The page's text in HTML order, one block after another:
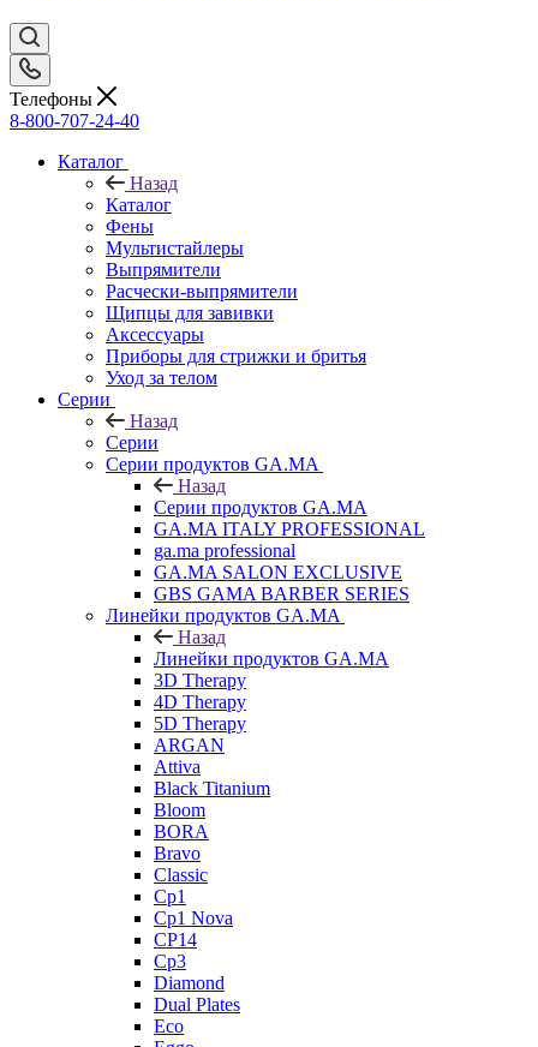
Телефоны
8-800-707-24-40
Каталог
Назад
Каталог
Фены
Мультистайлеры
Выпрямители
Расчески-выпрямители
Щипцы для завивки
Аксессуары
Приборы для стрижки и бритья
Уход за телом
Серии
Назад
Серии
Серии продуктов GA.MA
Назад
Серии продуктов GA.MA
GA.MA ITALY PROFESSIONAL
ga.ma professional
GA.MA SALON EXCLUSIVE
GBS GAMA BARBER SERIES
Линейки продуктов GA.MA
Назад
Линейки продуктов GA.MA
3D Therapy
4D Therapy
5D Therapy
ARGAN
Attiva
Black Titanium
Bloom
BORA
Bravo
Classic
Cp1
Cp1 Nova
CP14
Cp3
Diamond
Dual Plates
Eco